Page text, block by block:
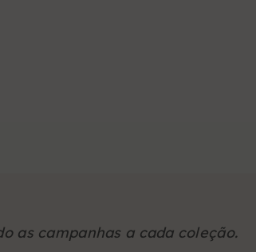
as campanhas a cada coleção.